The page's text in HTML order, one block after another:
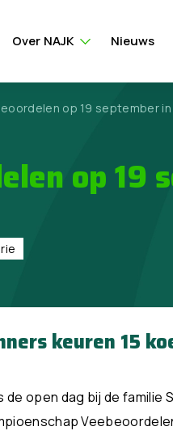
Over NAJK Nieuws
op 19 september
op 19
keuren 15
open dag bij de familie